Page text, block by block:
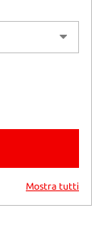
Mostra tutti